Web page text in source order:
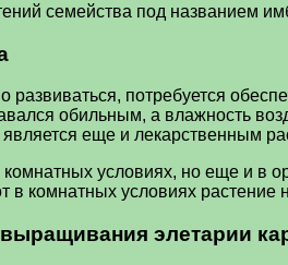
семейства под названием
развиваться, потребуется
обильным, а влажность
еще и лекарственным
условиях, но еще и в
в комнатных условиях
элетарии